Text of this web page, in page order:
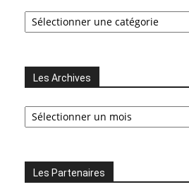
Catégories
Les Archives
Les
Archives
Les Partenaires